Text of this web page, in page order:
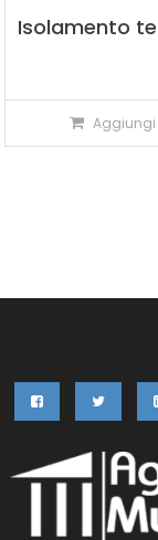
Isolamento
Aggiungi